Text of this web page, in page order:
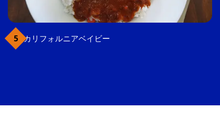
カリフォルニアベイビー